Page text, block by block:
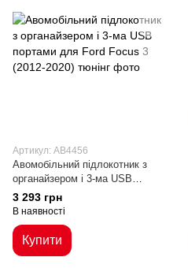
Артикул: AB4456
Авомобільний підлокотник з
органайзером і 3-ма USB
портами для Ford Focus 3
(2012-2020)
3 293 грн
В наявності
Купити